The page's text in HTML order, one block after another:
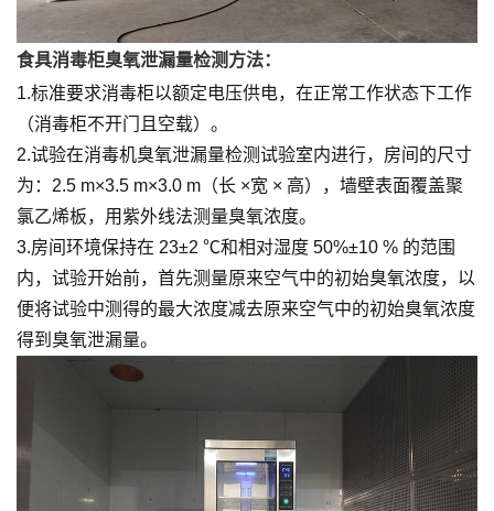
食具消毒柜臭氧泄漏量检测方法：
1.标准要求消毒柜以额定电压供电，在正常工作状态下工作
（消毒柜不开门且空载）。
2.试验在消毒机臭氧泄漏量检测试验室内进行，房间的尺寸
为：2.5 m×3.5 m×3.0 m（长 ×宽 × 高），墙壁表面覆盖聚
氯乙烯板，用紫外线法测量臭氧浓度。
3.房间环境保持在 23±2 ℃和相对湿度 50%±10 % 的范围
内，试验开始前，首先测量原来空气中的初始臭氧浓度，以
便将试验中测得的最大浓度减去原来空气中的初始臭氧浓度
得到臭氧泄漏量。